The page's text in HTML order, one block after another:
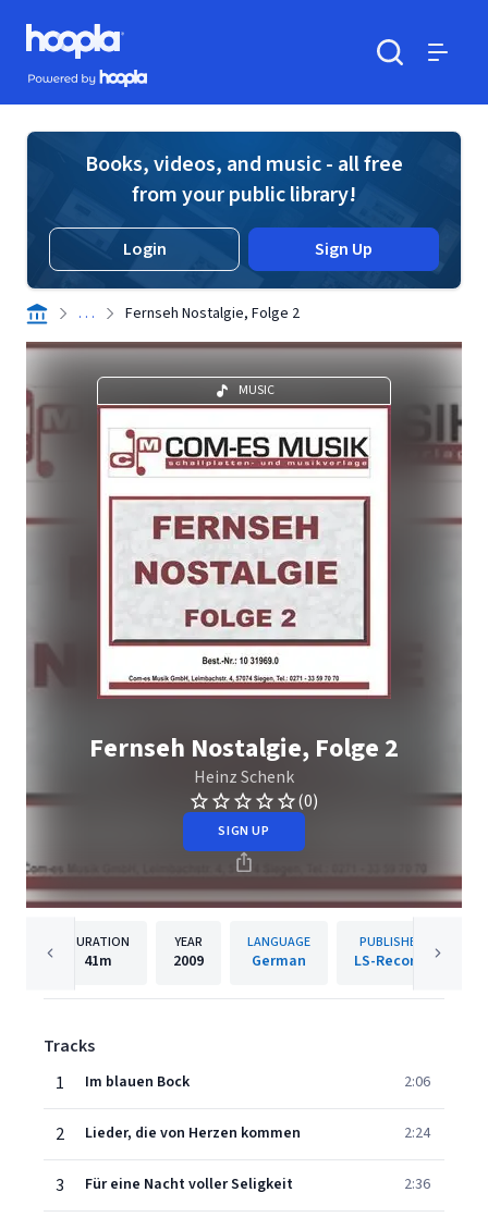
Skip to main content
Hoopla logo
Powered by Hoopla
Books, videos, and music - all free
from your public library!
Login Sign Up
. . . Fernseh Nostalgie, Folge 2
MUSIC
Fernseh Nostalgie, Folge 2
Heinz Schenk
(0)
SIGN UP
DURATION
41m
YEAR
2009
LANGUAGE
German
PUBLISHER
LS-Records
Tracks
1
Im blauen Bock 2:06
2 Lieder, die von Herzen kommen 2:24
3 Für eine Nacht voller Seligkeit 2:36